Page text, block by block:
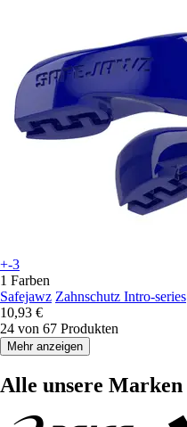
+-3
1 Farben
Safejawz Zahnschutz Intro-series
10,93 €
24 von 67 Produkten
Mehr anzeigen
Alle unsere Marken